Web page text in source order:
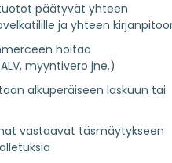
päätyvät yhteen
ja yhteen
hoitaa
myyntivero jne.)
alkuperäiseen laskuun tai
vastaavat täsmäytykseen